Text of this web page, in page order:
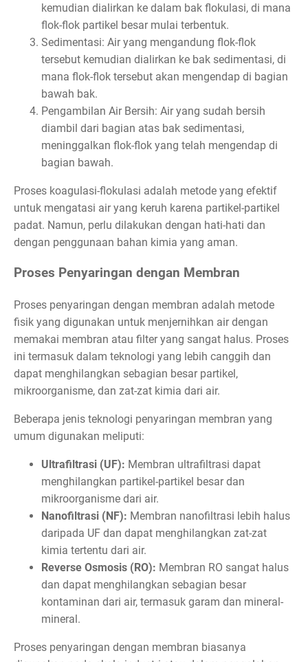
kemudian dialirkan ke dalam bak flokulasi, di mana
flok-flok partikel besar mulai terbentuk.
Sedimentasi: Air yang mengandung flok-flok
tersebut kemudian dialirkan ke bak sedimentasi, di
mana flok-flok tersebut akan mengendap di bagian
bawah bak.
Pengambilan Air Bersih: Air yang sudah bersih
diambil dari bagian atas bak sedimentasi,
meninggalkan flok-flok yang telah mengendap di
bagian bawah.
Proses koagulasi-flokulasi adalah metode yang efektif
untuk mengatasi air yang keruh karena partikel-partikel
padat. Namun, perlu dilakukan dengan hati-hati dan
dengan penggunaan bahan kimia yang aman.
Proses Penyaringan dengan Membran
Proses penyaringan dengan membran adalah metode
fisik yang digunakan untuk menjernihkan air dengan
memakai membran atau filter yang sangat halus. Proses
ini termasuk dalam teknologi yang lebih canggih dan
dapat menghilangkan sebagian besar partikel,
mikroorganisme, dan zat-zat kimia dari air.
Beberapa jenis teknologi penyaringan membran yang
umum digunakan meliputi:
Ultrafiltrasi (UF): Membran ultrafiltrasi dapat
menghilangkan partikel-partikel besar dan
mikroorganisme dari air.
Nanofiltrasi (NF): Membran nanofiltrasi lebih halus
daripada UF dan dapat menghilangkan zat-zat
kimia tertentu dari air.
Reverse Osmosis (RO): Membran RO sangat halus
dan dapat menghilangkan sebagian besar
kontaminan dari air, termasuk garam dan mineral-
mineral.
Proses penyaringan dengan membran biasanya